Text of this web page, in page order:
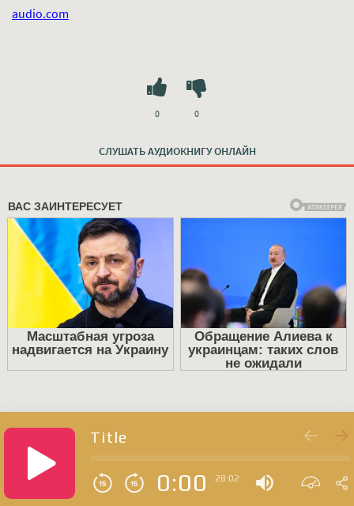
audio.com
СЛУШАТЬ АУДИОКНИГУ ОНЛАЙН
0 0
Title
0:00 28:02